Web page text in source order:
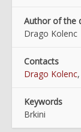
Author of the
Drago Kolenc
Contacts
Drago Kolenc,
Keywords
Brkini